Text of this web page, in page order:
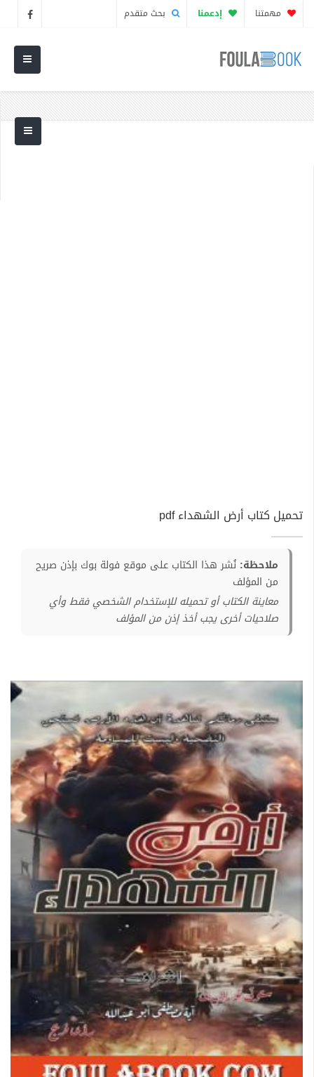
مهمتنا إدعمنا بحث متقدم
تحميل كتاب أرض الشهداء pdf
ملاحظة: نُشر هذا الكتاب على موقع فولة بوك بإذن صريح
من المؤلف
معاينة الكتاب أو تحميله للإستخدام الشخصي فقط وأي
صلاحيات أخرى يجب أخذ إذن من المؤلف